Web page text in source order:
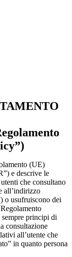
(UE)
e descrive le
che consultano
all’indirizzo
o usufruiscono dei
sempre principi di
consultazione
all’utente che
in quanto persona